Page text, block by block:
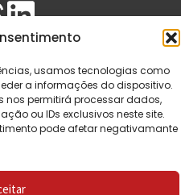
usamos tecnologias como
a informações do dispositivo.
nos permitirá processar dados,
ou IDs exclusivos neste site.
pode afetar negativamante
Emergência. Todos os